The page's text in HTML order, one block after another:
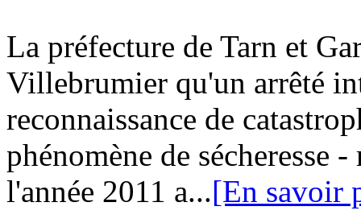
La préfecture de Tarn et
Villebrumier qu'un arrêté
reconnaissance de
phénomène de sécheresse
l'année 2011 a...[En savoir